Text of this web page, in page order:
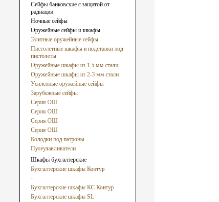
Сейфы банковские с защитой от
радиации
Ночные сейфы
Оружейные сейфы и шкафы
Элитные оружейные сейфы
Пистолетные шкафы и подставки под
пистолеты
Оружейные шкафы из 1.5 мм стали
Оружейные шкафы из 2-3 мм стали
Усиленные оружейные сейфы
Зарубежные сейфы
Серия ОШ
Серия ОШ
Серия ОШ
Серия ОШ
Колодки под патроны
Пулеулавливатели
Шкафы бухгалтерские
Бухгалтерские шкафы Контур
-
Бухгалтерские шкафы КС Контур
Бухгалтерские шкафы SL